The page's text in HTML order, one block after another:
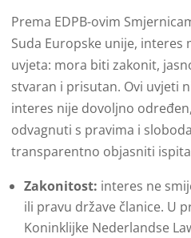
Prema EDPB-ovim
Suda Europske unije,
uvjeta: mora biti zakonit,
stvaran i prisutan. Ovi uvjeti
interes nije dovoljno
odvagnuti s pravima i
transparentno objasniti
Zakonitost: interes ne
ili pravu države članice. U
Koninklijke Nederlandse